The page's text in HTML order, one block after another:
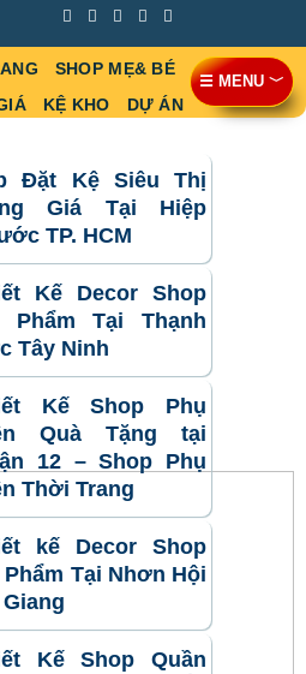
SHOP MẸ& BÉ
KỆ KHO DỰ ÁN
Đặt Kệ Siêu Thị
Giá Tại Hiệp
TP. HCM
Kế Decor Shop
Phẩm Tại Thạnh
Tây Ninh
Kế Shop Phụ
Quà Tặng tại
12 – Shop Phụ
Thời Trang
kế Decor Shop
Phẩm Tại Nhơn Hội
Kế Shop Quần
☰ MENU ﹀